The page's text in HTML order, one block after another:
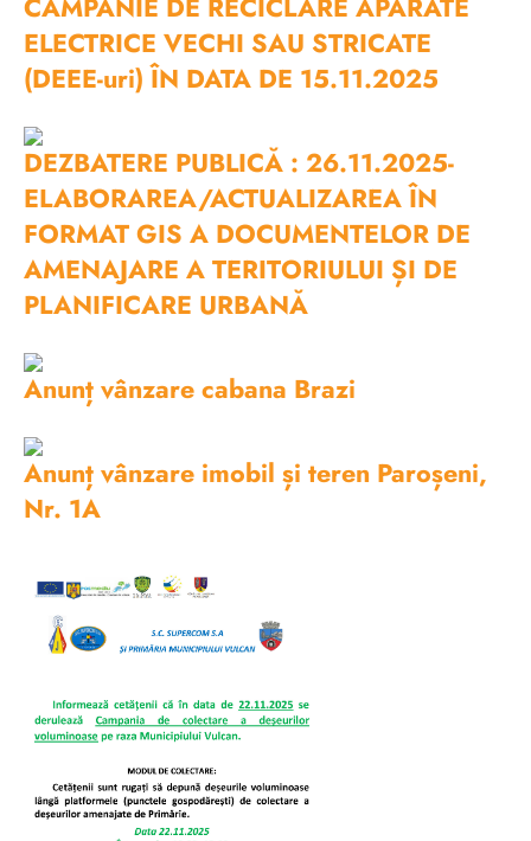
CAMPANIE DE RECICLARE APARATE
ELECTRICE VECHI SAU STRICATE
(DEEE-uri) ÎN DATA DE 15.11.2025
DEZBATERE PUBLICĂ : 26.11.2025-
ELABORAREA/ACTUALIZAREA ÎN
FORMAT GIS A DOCUMENTELOR DE
AMENAJARE A TERITORIULUI ȘI DE
PLANIFICARE URBANĂ
Anunț vânzare cabana Brazi
Anunț vânzare imobil și teren Paroșeni,
Nr. 1A